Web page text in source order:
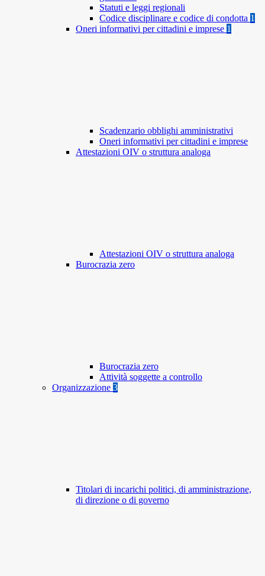
Statuti e leggi regionali
Codice disciplinare e codice di condotta 1
Oneri informativi per cittadini e imprese 1
Scadenzario obblighi amministrativi
Oneri informativi per cittadini e imprese
Attestazioni OIV o struttura analoga
Attestazioni OIV o struttura analoga
Burocrazia zero
Burocrazia zero
Attività soggette a controllo
Organizzazione 3
Titolari di incarichi politici, di amministrazione,
di direzione o di governo